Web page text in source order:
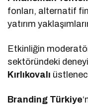
fonları, alternatif
yatırım
Etkinliğin
sektöründeki
Kırlıkovalı
Branding Türkiye